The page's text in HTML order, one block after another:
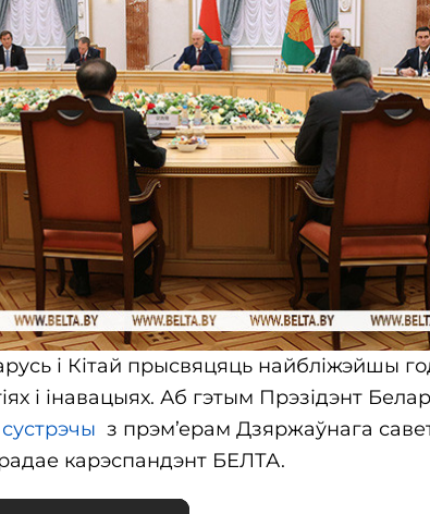
і Кітай прысвяцяць найбліжэйшы
і інавацыях. Аб гэтым Прэзідэнт
з прэм’ерам Дзяржаўнага
карэспандэнт БЕЛТА.